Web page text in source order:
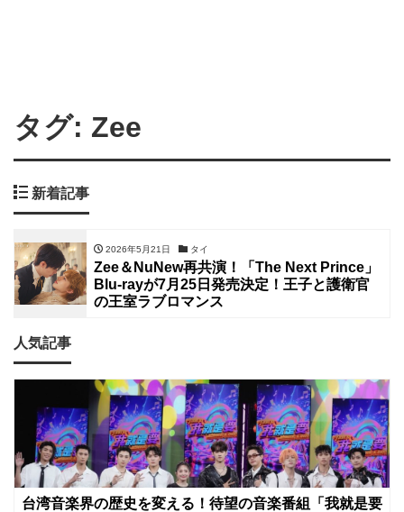
タグ: Zee
新着記事
2026年5月21日 タイ
Zee＆NuNew再共演！「The Next Prince」
Blu-rayが7月25日発売決定！王子と護衛官
の王室ラブロマンス
人気記事
台湾音楽界の歴史を変える！待望の音楽番組「我就是要